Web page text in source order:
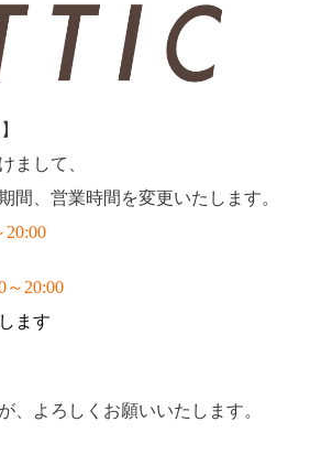
まして、
間、営業時間を変更いたします。
20:00
～20:00
ます
、よろしくお願いいたします。